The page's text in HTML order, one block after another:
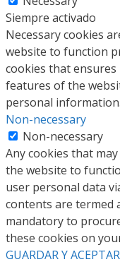
Siempre activado
Necessary cookies
website to function
cookies that
features of the
personal information.
Non-necessary
Non-necessary
Any cookies that
the website to
user personal data
contents are termed
mandatory to
these cookies on
GUARDAR Y ACEPTAR